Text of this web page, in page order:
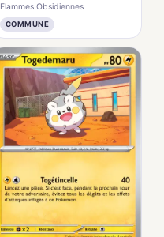
Flammes Obsidiennes
COMMUNE